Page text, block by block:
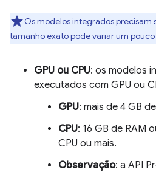
Os modelos integrados
tamanho exato pode variar um
GPU ou CPU: os modelos
executados com GPU ou
GPU: mais de 4 GB
CPU: 16 GB de RAM
CPU ou mais.
Observação: a API